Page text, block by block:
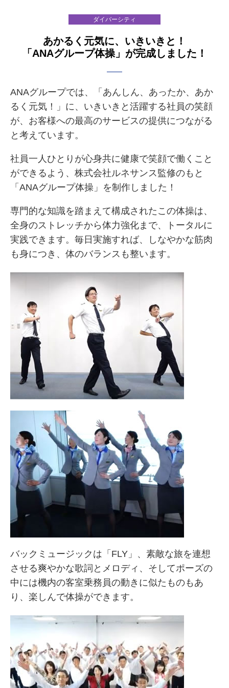
ダイバーシティ
あかるく元気に、いきいきと！
「ANAグループ体操」が完成しました！
ANAグループでは、「あんしん、あったか、あか
るく元気！」に、いきいきと活躍する社員の笑顔
が、お客様への最高のサービスの提供につながる
と考えています。
社員一人ひとりが心身共に健康で笑顔で働くこと
ができるよう、株式会社ルネサンス監修のもと
「ANAグループ体操」を制作しました！
専門的な知識を踏まえて構成されたこの体操は、
全身のストレッチから体力強化まで、トータルに
実践できます。毎日実施すれば、しなやかな筋肉
も身につき、体のバランスも整います。
バックミュージックは「FLY」、素敵な旅を連想
させる爽やかな歌詞とメロディ、そしてポーズの
中には機内の客室乗務員の動きに似たものもあ
り、楽しんで体操ができます。